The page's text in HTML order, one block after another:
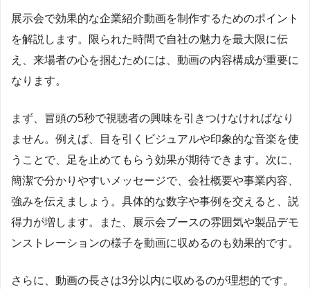
展示会で効果的な企業紹介動画を制作するためのポイント
を解説します。限られた時間で自社の魅力を最大限に伝
え、来場者の心を掴むためには、動画の内容構成が重要に
なります。
まず、冒頭の5秒で視聴者の興味を引きつけなければなり
ません。例えば、目を引くビジュアルや印象的な音楽を使
うことで、足を止めてもらう効果が期待できます。次に、
簡潔で分かりやすいメッセージで、会社概要や事業内容、
強みを伝えましょう。具体的な数字や事例を交えると、説
得力が増します。また、展示会ブースの雰囲気や製品デモ
ンストレーションの様子を動画に収めるのも効果的です。
さらに、動画の長さは3分以内に収めるのが理想的です。